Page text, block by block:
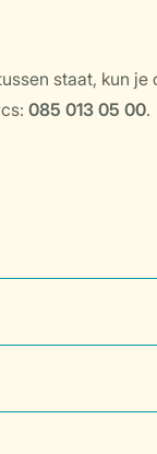
staat, kun je
085 013 05 00.